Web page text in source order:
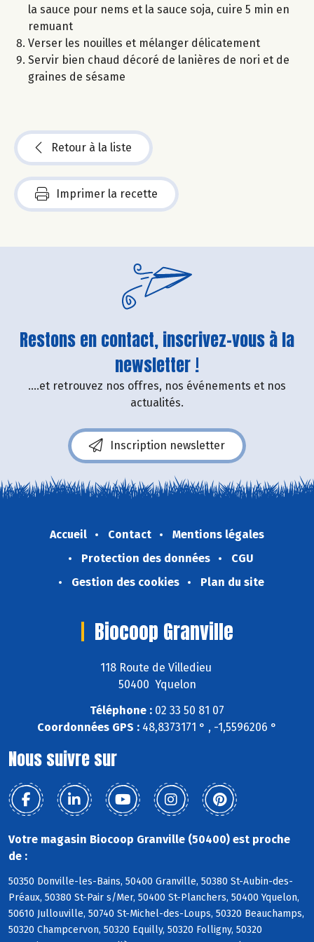
la sauce pour nems et la sauce soja, cuire 5 min en
remuant
Verser les nouilles et mélanger délicatement
Servir bien chaud décoré de lanières de nori et de
graines de sésame
Retour à la liste
Imprimer la recette
Restons en contact, inscrivez-vous à la
newsletter !
....et retrouvez nos offres, nos événements et nos
actualités.
Inscription newsletter
Accueil Contact
Mentions légales
Protection des données
CGU
Gestion des cookies
Plan du site
Biocoop Granville
118 Route de Villedieu
50400 Yquelon
Téléphone : 02 33 50 81 07
Coordonnées GPS : 48,8373171 ° , -1,5596206 °
Nous suivre sur
Votre magasin Biocoop Granville (50400) est proche
de :
50350 Donville-les-Bains, 50400 Granville, 50380 St-Aubin-des-
Préaux, 50380 St-Pair s/Mer, 50400 St-Planchers, 50400 Yquelon,
50610 Jullouville, 50740 St-Michel-des-Loups, 50320 Beauchamps,
50320 Champcervon, 50320 Equilly, 50320 Folligny, 50320